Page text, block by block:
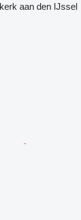
aan den IJssel